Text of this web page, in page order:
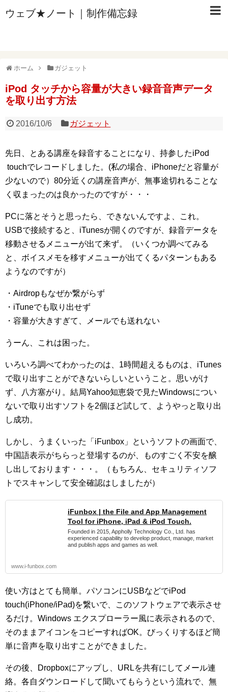
ウェブ★ノート｜制作備忘録
ホーム ガジェット
iPod タッチから容量が大きい録音音声データ
を取り出す方法
2016/10/6 ガジェット
先日、とある講座を録音することになり、持参したiPod
touchでレコードしました。(私の場合、iPhoneだと容量が
少ないので）80分近くの講座音声が、無事途切れることな
く収まったのは良かったのですが・・・
PCに落とそうと思ったら、できないんですよ、これ。
USBで接続すると、iTunesが開くのですが、録音データを
移動させるメニューが出て来ず。（いくつか調べてみる
と、ボイスメモを移すメニューが出てくるパターンもある
ようなのですが）
・Airdropもなぜか繋がらず
・iTuneでも取り出せず
・容量が大きすぎて、メールでも送れない
うーん、これは困った。
いろいろ調べてわかったのは、1時間超えるものは、iTunes
で取り出すことができないらしいということ。思いがけ
ず、八方塞がり。結局Yahoo知恵袋で見たWindowsについ
ないで取り出すソフトを2個ほど試して、ようやっと取り出
し成功。
しかし、うまくいった「iFunbox」というソフトの画面で、
中国語表示がちらっと登場するのが、ものすごく不安を醸
し出しております・・・。（もちろん、セキュリティソフ
トでスキャンして安全確認はしましたが）
iFunbox | the File and App Management
Tool for iPhone, iPad & iPod Touch.
Founded in 2015, Appholly Technology Co., Ltd. has
experienced capability to develop product, manage, market
and publish apps and games as well.
www.i-funbox.com
使い方はとても簡単。パソコンにUSBなどでiPod
touch(iPhone/iPad)を繋いで、このソフトウェアで表示させ
るだけ。Windows エクスプローラー風に表示されるので、
そのままアイコンをコピーすればOK。びっくりするほど簡
単に音声を取り出すことができました。
その後、Dropboxにアップし、URLを共有にしてメール連
絡。各自ダウンロードして聞いてもらうという流れで、無